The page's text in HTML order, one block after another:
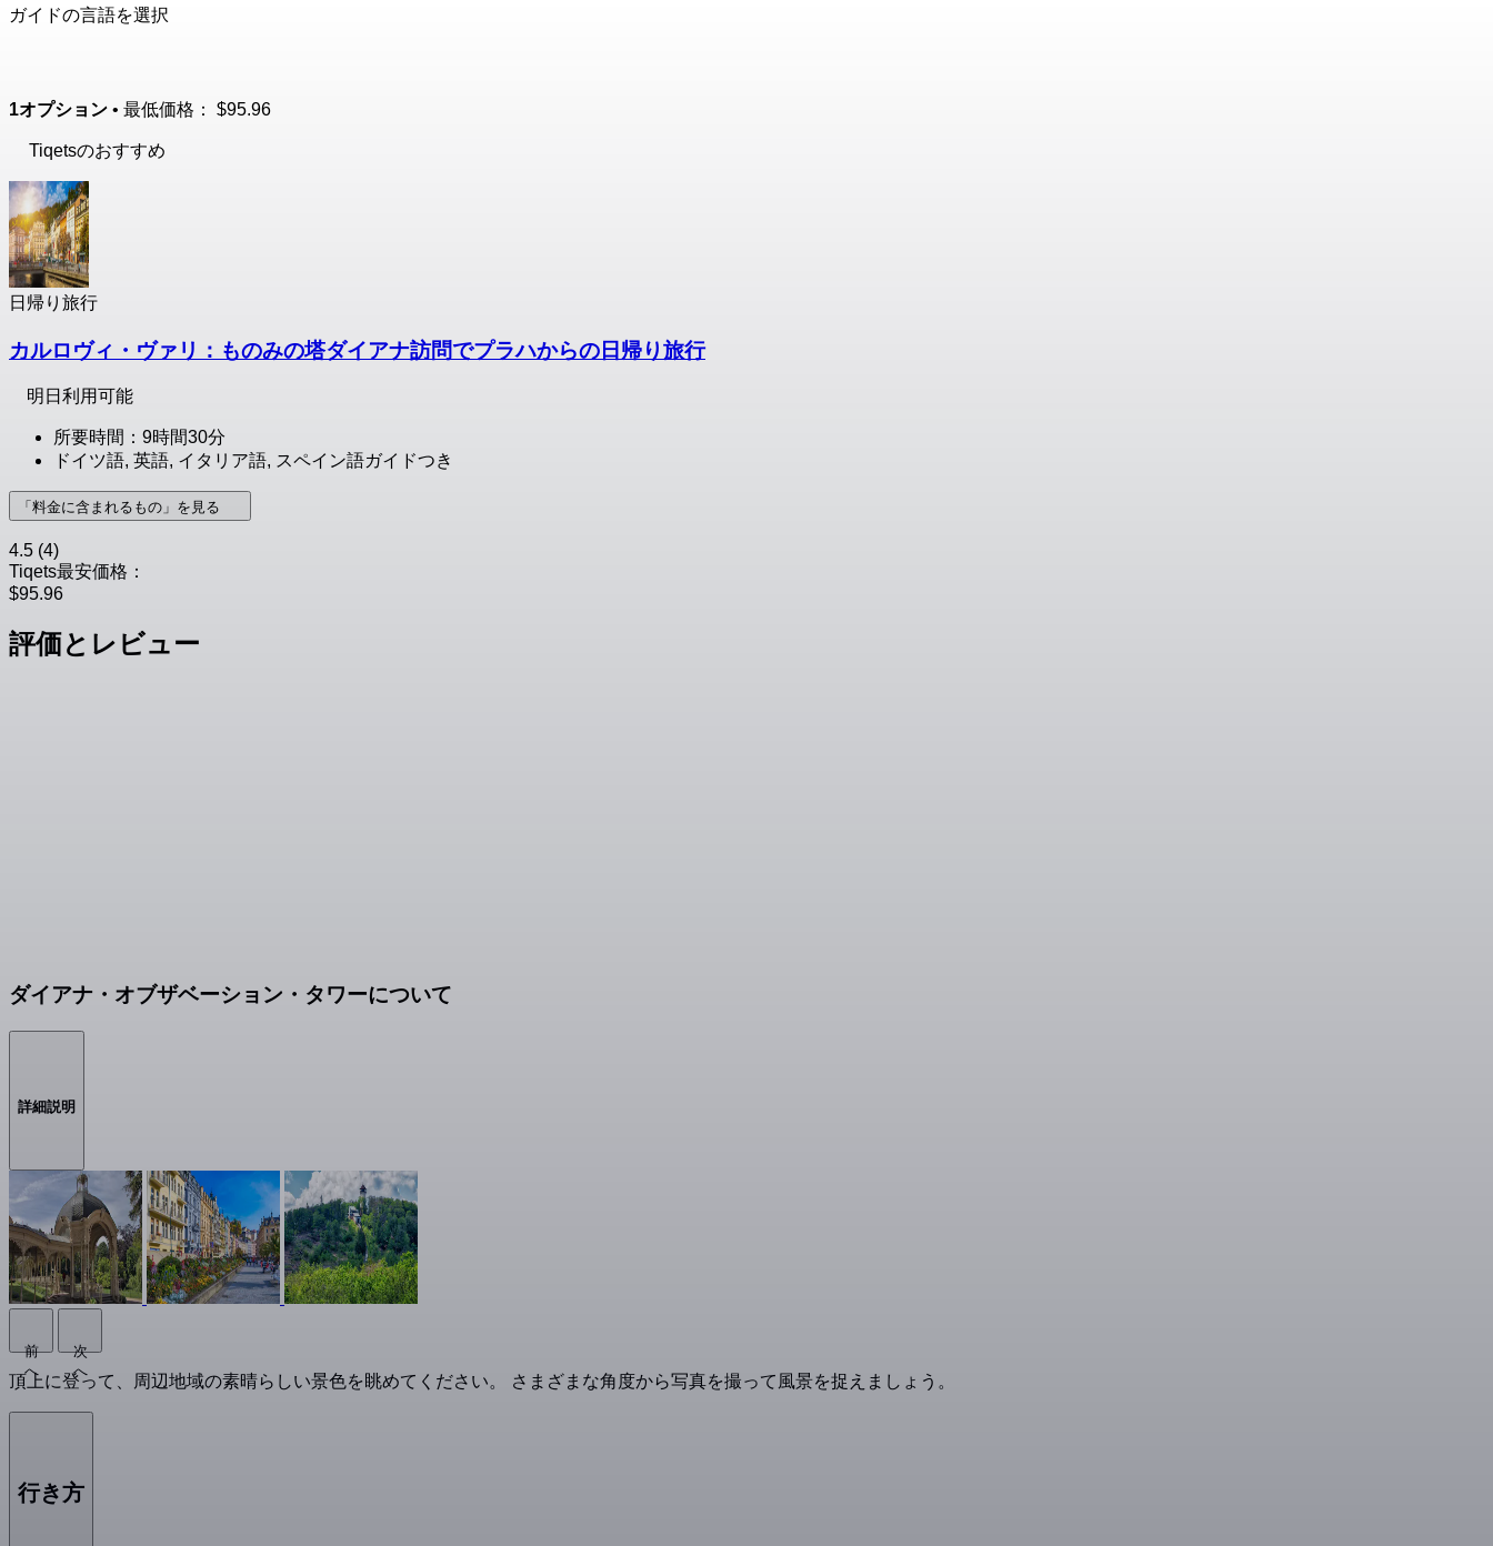
ガイドの言語を選択
1オプション • 最低価格： $95.96
Tiqetsのおすすめ
日帰り旅行
カルロヴィ・ヴァリ：ものみの塔ダイアナ訪問でプラハからの日帰り旅行
明日利用可能
所要時間：9時間30分
ドイツ語, 英語, イタリア語, スペイン語ガイドつき
「料金に含まれるもの」を見る
4.5 (4)
Tiqets最安価格：
$95.96
評価とレビュー
ダイアナ・オブザベーション・タワーについて
詳細説明
前
へ
次
へ
頂上に登って、周辺地域の素晴らしい景色を眺めてください。 さまざまな角度から写真を撮って風景を捉えましょう。
行き方